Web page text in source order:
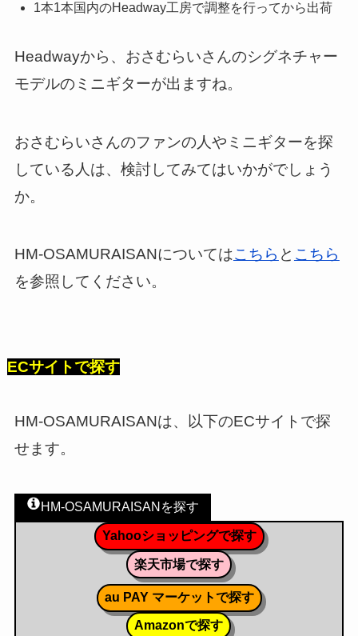
1本1本国内のHeadway工房で調整を行ってから出荷
Headwayから、おさむらいさんのシグネチャー
モデルのミニギターが出ますね。
おさむらいさんのファンの人やミニギターを探
している人は、検討してみてはいかがでしょう
か。
HM-OSAMURAISANについてはこちら と こちら
を参照してください。
ECサイトで探す
HM-OSAMURAISANは、以下のECサイトで探
せます。
HM-OSAMURAISANを探す
Yahooショッピングで探す
楽天市場で探す
au PAY マーケットで探す
Amazonで探す